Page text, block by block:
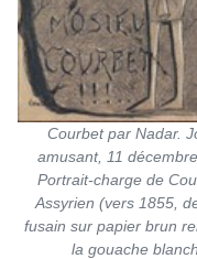
Courbet par Nadar.
amusant, 11
Portrait-charge de
Assyrien (vers 1855,
fusain sur papier brun
la gouache